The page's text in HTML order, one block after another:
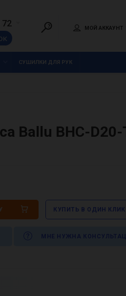
72
МОЙ АККАУНТ
СУШИЛКИ ДЛЯ РУК
Ballu BHC-
КУПИТЬ В ОДИН КЛИК